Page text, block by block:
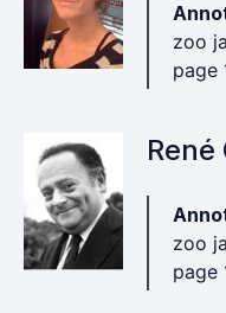
zoo
page
zoo
page